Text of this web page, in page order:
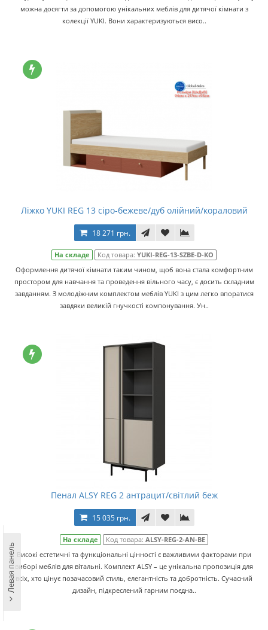
можна досягти за допомогою унікальних меблів для дитячої кімнати з
колекції YUKI. Вони характеризуються висо..
Ліжко YUKI REG 13 сіро-бежеве/дуб олійний/кораловий
18 271 грн.
На складе Код товара: YUKI-REG-13-SZBE-D-KO
Оформлення дитячої кімнати таким чином, щоб вона стала комфортним
простором для навчання та проведення вільного часу, є досить складним
завданням. З молодіжним комплектом меблів YUKI з цим легко впоратися
завдяки великій гнучкості компонування. Ун..
Пенал ALSY REG 2 антрацит/світлий беж
15 035 грн.
На складе Код товара: ALSY-REG-2-AN-BE
Високі естетичні та функціональні цінності є важливими факторами при
виборі меблів для вітальні. Комплект ALSY – це унікальна пропозиція для
всіх, хто цінує позачасовий стиль, елегантність та добротність. Сучасний
дизайн, підкреслений гарним поєдна..
Левая панель